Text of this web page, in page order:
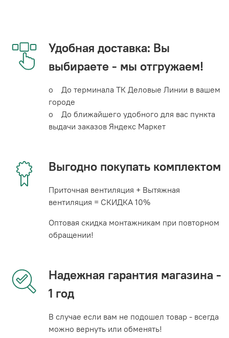
Удобная доставка: Вы
выбираете - мы отгружаем!
o До терминала ТК Деловые Линии в вашем
городе
o До ближайшего удобного для вас пункта
выдачи заказов Яндекс Маркет
Выгодно покупать комплектом
Приточная вентиляция + Вытяжная
вентиляция = СКИДКА 10%
Оптовая скидка монтажникам при повторном
обращении!
Надежная гарантия магазина -
1 год
В случае если вам не подошел товар - всегда
можно вернуть или обменять!